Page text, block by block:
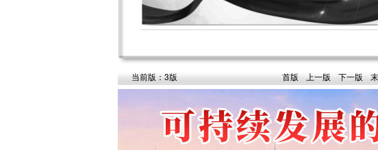
当前版：3版 首版 上一版 下一版